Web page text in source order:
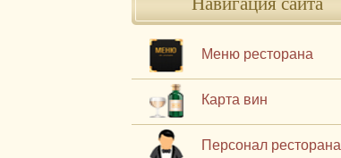
Меню ресторана
Карта вин
Персонал ресторана